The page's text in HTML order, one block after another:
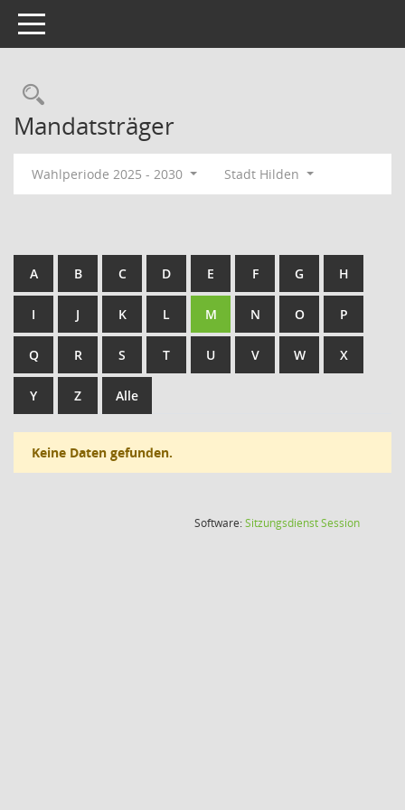
Toggle navigation
Rechercheauswahl
Mandatsträger
Wahlperiode 2025 - 2030 Stadt Hilden
A B C D E F G H
I J K L M N O P
Q R S T U V W X
Y Z Alle
Keine Daten gefunden.
Software:SitzungsdienstSession(Wird in